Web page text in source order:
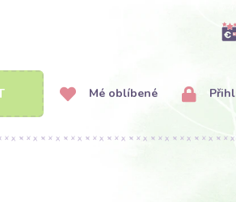
Mé oblíbené